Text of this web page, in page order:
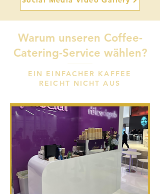
Warum unseren Coffee-
Catering-Service wählen?
EIN EINFACHER KAFFEE
REICHT NICHT AUS